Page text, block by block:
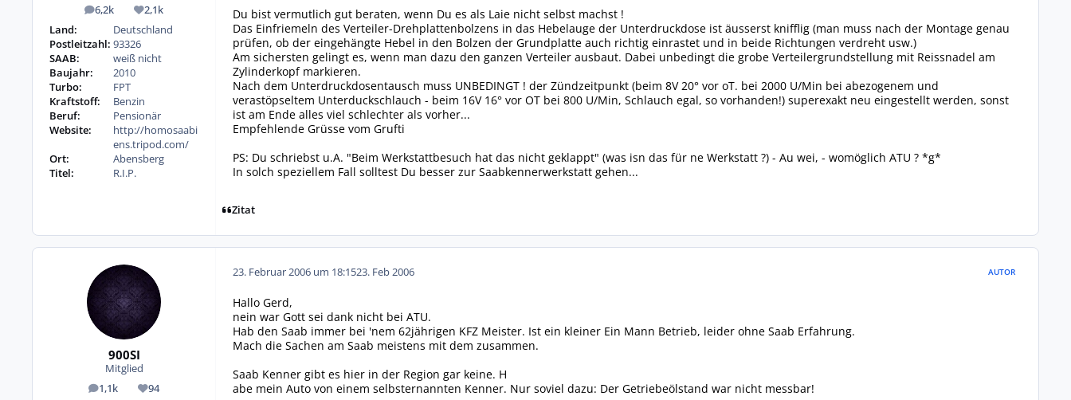
6,2k
Beiträge 2,1k
Reputation
Land:
Deutschland
Postleitzahl: 93326
SAAB:
weiß nicht
Baujahr:
2010
Turbo:
FPT
Kraftstoff:
Benzin
Beruf:
Pensionär
Website:
http://homosaabi
ens.tripod.com/
Ort:
Abensberg
Titel:
R.I.P.
Du bist vermutlich gut beraten, wenn Du es als Laie nicht selbst machst !
Das Einfriemeln des Verteiler-Drehplattenbolzens in das Hebelauge der Unterdruckdose ist äusserst knifflig (man muss nach der Montage genau
prüfen, ob der eingehängte Hebel in den Bolzen der Grundplatte auch richtig einrastet und in beide Richtungen verdreht usw.)
Am sichersten gelingt es, wenn man dazu den ganzen Verteiler ausbaut. Dabei unbedingt die grobe Verteilergrundstellung mit Reissnadel am
Zylinderkopf markieren.
Nach dem Unterdruckdosentausch muss UNBEDINGT ! der Zündzeitpunkt (beim 8V 20° vor oT. bei 2000 U/Min bei abezogenem und
verastöpseltem Unterduckschlauch - beim 16V 16° vor OT bei 800 U/Min, Schlauch egal, so vorhanden!) superexakt neu eingestellt werden, sonst
ist am Ende alles viel schlechter als vorher...
Empfehlende Grüsse vom Grufti
PS: Du schriebst u.A. "Beim Werkstattbesuch hat das nicht geklappt" (was isn das für ne Werkstatt ?) - Au wei, - womöglich ATU ? *g*
In solch speziellem Fall solltest Du besser zur Saabkennerwerkstatt gehen...
Zitat
900SI
Mitglied
1,1k
Beiträge 94
Reputation
23. Februar 2006 um 18:1523. Feb 2006 AUTOR
Hallo Gerd,
nein war Gott sei dank nicht bei ATU.
Hab den Saab immer bei 'nem 62jährigen KFZ Meister. Ist ein kleiner Ein Mann Betrieb, leider ohne Saab Erfahrung.
Mach die Sachen am Saab meistens mit dem zusammen.
Saab Kenner gibt es hier in der Region gar keine. H
abe mein Auto von einem selbsternannten Kenner. Nur soviel dazu: Der Getriebeölstand war nicht messbar!